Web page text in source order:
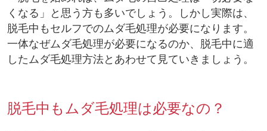
くなる」と思う方も多いでしょう。しかし実際は、
脱毛中もセルフでのムダ毛処理が必要になります。
一体なぜムダ毛処理が必要になるのか、脱毛中に適
したムダ毛処理方法とあわせて見ていきましょう。
脱毛中もムダ毛処理は必要なの？